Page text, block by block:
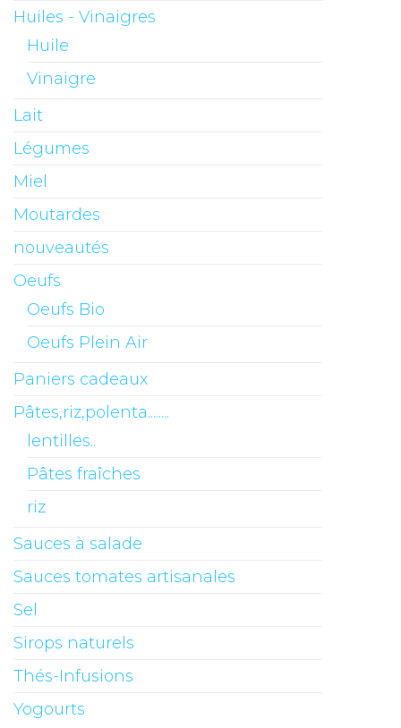
Huiles - Vinaigres
Huile
Vinaigre
Lait
Légumes
Miel
Moutardes
nouveautés
Oeufs
Oeufs Bio
Oeufs Plein Air
Paniers cadeaux
Pâtes,riz,polenta........
lentilles..
Pâtes fraîches
riz
Sauces à salade
Sauces tomates artisanales
Sel
Sirops naturels
Thés-Infusions
Yogourts